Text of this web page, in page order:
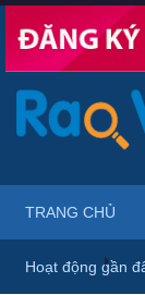
Trang chủ
TRANG CHỦ
Hoạt động gần